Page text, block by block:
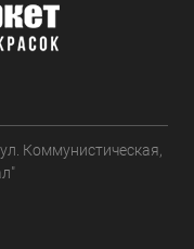
Коммунистическая,